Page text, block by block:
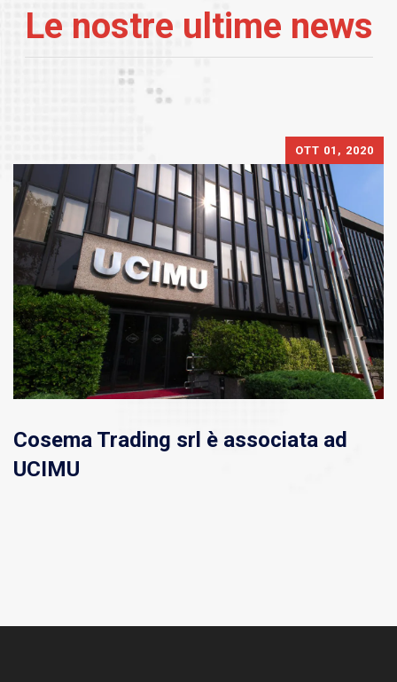
Le nostre ultime news
OTT 01, 2020
Cosema Trading srl è associata ad
UCIMU